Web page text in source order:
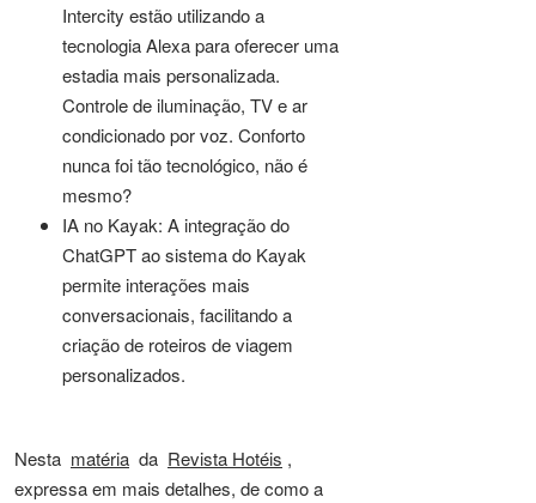
Intercity estão utilizando a
tecnologia Alexa para oferecer uma
estadia mais personalizada.
Controle de iluminação, TV e ar
condicionado por voz. Conforto
nunca foi tão tecnológico, não é
mesmo?
IA no Kayak: A integração do
ChatGPT ao sistema do Kayak
permite interações mais
conversacionais, facilitando a
criação de roteiros de viagem
personalizados.
Nesta matéria da Revista Hotéis ,
expressa em mais detalhes, de como a